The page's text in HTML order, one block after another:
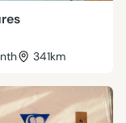
341km